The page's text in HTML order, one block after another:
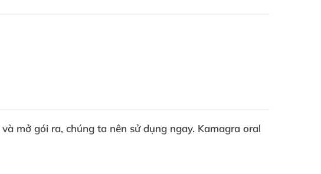
và mở gói ra, chúng ta nên sử dụng ngay. Kamagra oral